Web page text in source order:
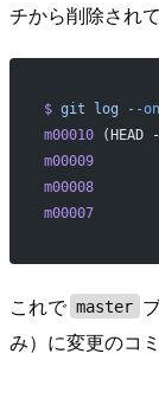
チから削除され
$ git log --
m00010 (HEAD -
m00009
m00008
m00007
これで master
み）に変更のコ